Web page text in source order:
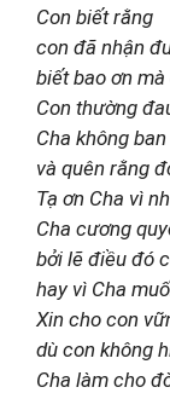
Con biết rằng
con đã nhận
biết bao ơn
Con thường
Cha không
và quên rằng
Tạ ơn Cha vì
Cha cương
bởi lẽ điều đó
hay vì Cha
Xin cho con
dù con không
Cha làm cho